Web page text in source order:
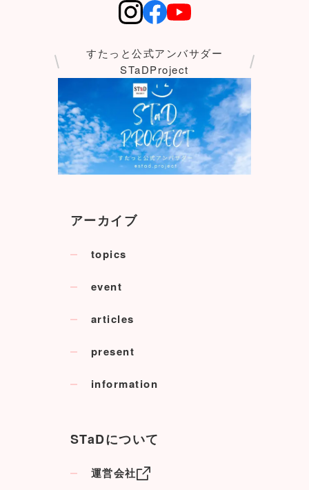
すたっと公式アンバサダー
STaDProject
アーカイブ
topics
event
articles
present
information
STaDについて
運営会社